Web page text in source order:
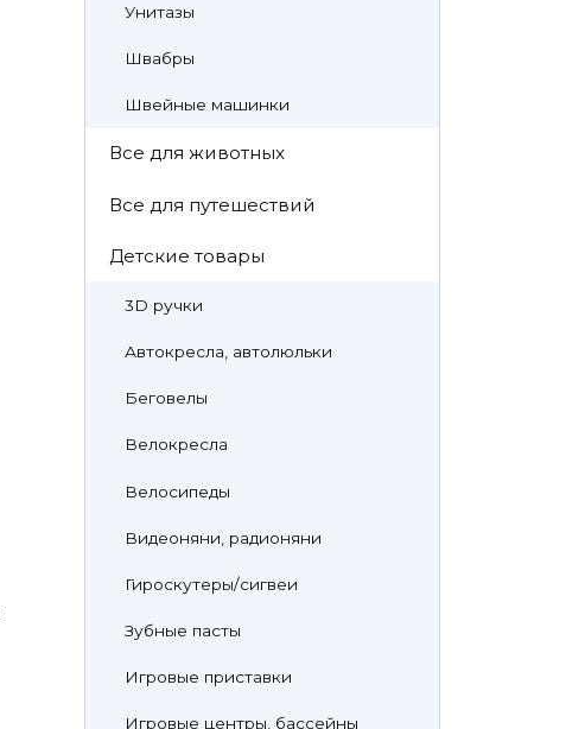
Унитазы
Швабры
Швейные машинки
Все для животных
Все для путешествий
Детские товары
3D ручки
Автокресла, автолюльки
Беговелы
Велокресла
Велосипеды
Видеоняни, радионяни
Гироскутеры/сигвеи
Зубные пасты
Игровые приставки
Игровые центры, бассейны